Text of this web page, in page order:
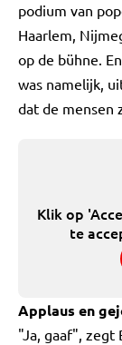
podium van
Haarlem,
op de bühne.
was namelijk,
dat de mensen
Klik op
te
Applaus en
"Ja, gaaf", zegt